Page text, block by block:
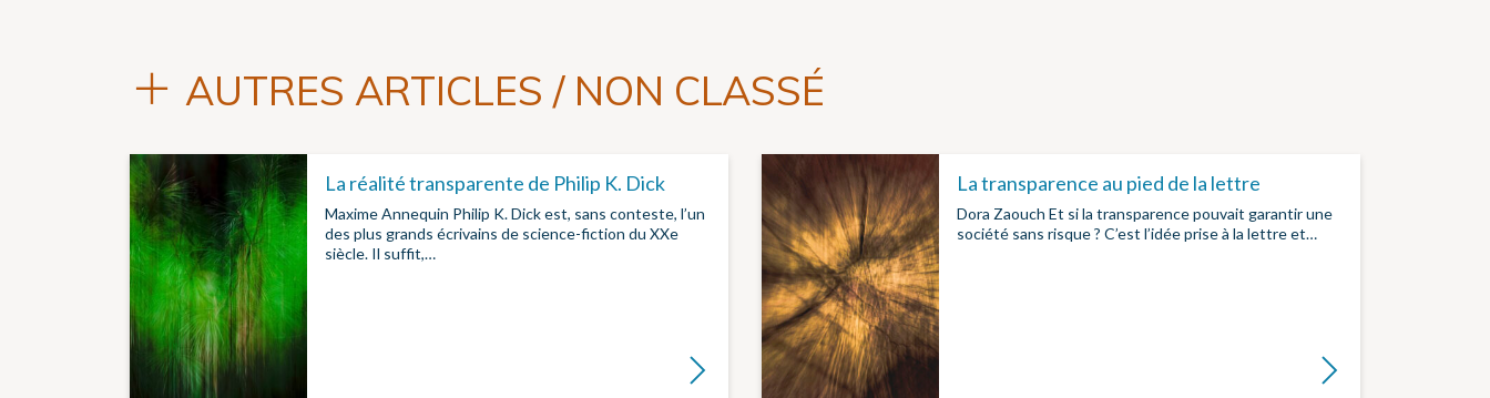
AUTRES ARTICLES / NON CLASSÉ
La réalité transparente de Philip K. Dick
Maxime Annequin Philip K. Dick est, sans conteste, l’un
des plus grands écrivains de science-fiction du XXe
siècle. Il suffit,…
Lire la suite
La transparence au pied de la lettre
Dora Zaouch Et si la transparence pouvait garantir une
société sans risque ? C’est l’idée prise à la lettre et…
Lire la suite